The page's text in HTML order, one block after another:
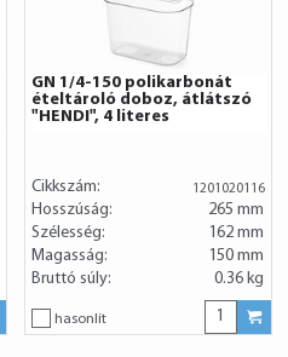
GN 1/4-150 polikarbonát
ételtároló doboz, átlátszó
"HENDI", 4 literes
Cikkszám: 1201020116
Hosszúság:
265 mm
Szélesség:
162 mm
Magasság:
150 mm
Bruttó súly:
0.36 kg
hasonlít